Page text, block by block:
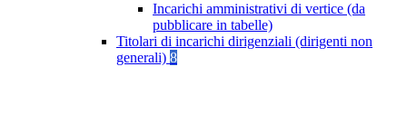
Incarichi amministrativi di vertice (da
pubblicare in tabelle)
Titolari di incarichi dirigenziali (dirigenti non
generali) 8